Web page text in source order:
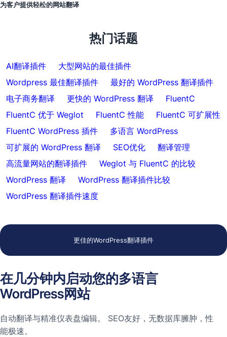
为客户提供轻松的网站翻译
热门话题
AI翻译插件
大型网站的最佳插件
Wordpress 最佳翻译插件
最好的 WordPress 翻译插件
电子商务翻译
更快的 WordPress 翻译
FluentC
FluentC 优于 Weglot
FluentC 性能
FluentC 可扩展性
FluentC WordPress 插件
多语言 WordPress
可扩展的 WordPress 翻译
SEO优化
翻译管理
高流量网站的翻译插件
Weglot 与 FluentC 的比较
WordPress 翻译
WordPress 翻译插件比较
WordPress 翻译插件速度
更佳的WordPress翻译插件
在几分钟内启动您的多语言
WordPress网站
自动翻译与精准仪表盘编辑。 SEO友好，无数据库臃肿，性
能极速。